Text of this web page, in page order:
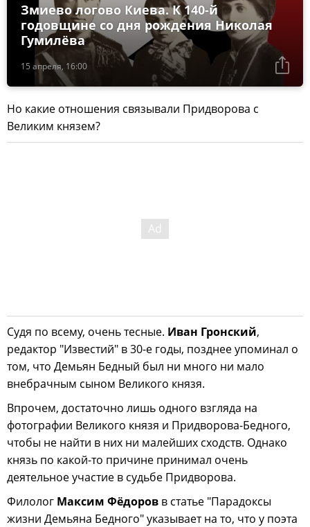
15 апреля, 16:00
Змиево логово Киева. К 140-й
годовщине со дня рождения Николая
Гумилёва
Но какие отношения связывали Придворова с
Великим князем?
Судя по всему, очень тесные. Иван Гронский,
редактор "Известий" в 30-е годы, позднее упоминал о
том, что Демьян Бедный был ни много ни мало
внебрачным сыном Великого князя.
Впрочем, достаточно лишь одного взгляда на
фотографии Великого князя и Придворова-Бедного,
чтобы не найти в них ни малейших сходств. Однако
князь по какой-то причине принимал очень
деятельное участие в судьбе Придворова.
Филолог Максим Фёдоров в статье "Парадоксы
жизни Демьяна Бедного" указывает на то, что у поэта